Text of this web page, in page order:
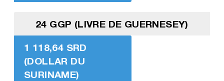
24 GGP (LIVRE DE GUERNESEY)
1 118,64 SRD
(DOLLAR DU
SURINAME)